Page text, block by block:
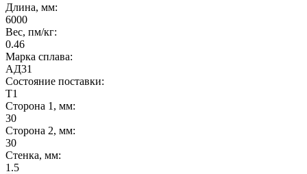
Длина, мм:
6000
Вес, пм/кг:
0.46
Марка сплава:
АД31
Состояние поставки:
Т1
Сторона 1, мм:
30
Сторона 2, мм:
30
Стенка, мм:
1.5